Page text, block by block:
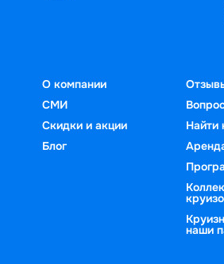
О компании
СМИ
Скидки и акции
Блог
Найти
наши